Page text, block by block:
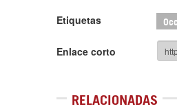
Etiquetas
Enlace corto
RELACIONADAS